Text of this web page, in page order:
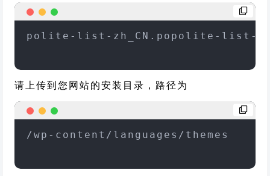
polite-list-zh_CN.popolite-list-
请上传到您网站的安装目录，路径为
/wp-content/languages/themes